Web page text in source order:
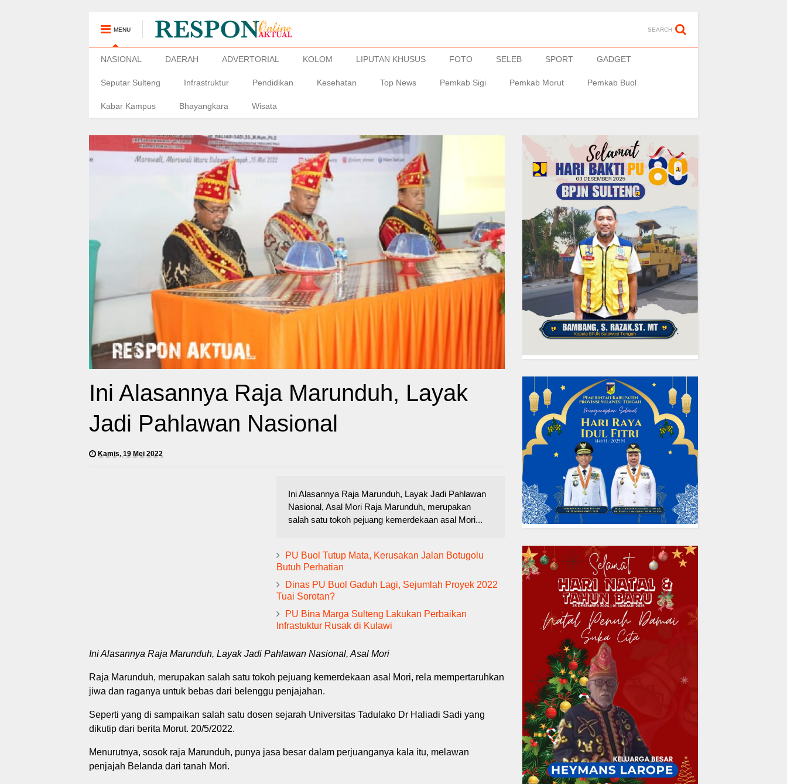
MENU SEARCH
NASIONAL DAERAH ADVERTORIAL KOLOM LIPUTAN KHUSUS FOTO SELEB SPORT GADGET
Seputar Sulteng Infrastruktur Pendidikan Kesehatan Top News Pemkab Sigi Pemkab Morut Pemkab Buol
Kabar Kampus Bhayangkara Wisata
Ini Alasannya Raja Marunduh, Layak
Jadi Pahlawan Nasional
Kamis, 19 Mei 2022
Ini Alasannya Raja Marunduh, Layak Jadi Pahlawan
Nasional, Asal Mori Raja Marunduh, merupakan
salah satu tokoh pejuang kemerdekaan asal Mori...
PU Buol Tutup Mata, Kerusakan Jalan Botugolu
Butuh Perhatian
Dinas PU Buol Gaduh Lagi, Sejumlah Proyek 2022
Tuai Sorotan?
PU Bina Marga Sulteng Lakukan Perbaikan
Infrastuktur Rusak di Kulawi
Ini Alasannya Raja Marunduh, Layak Jadi Pahlawan Nasional, Asal Mori
Raja Marunduh, merupakan salah satu tokoh pejuang kemerdekaan asal Mori, rela mempertaruhkan
jiwa dan raganya untuk bebas dari belenggu penjajahan.
Seperti yang di sampaikan salah satu dosen sejarah Universitas Tadulako Dr Haliadi Sadi yang
dikutip dari berita Morut. 20/5/2022.
Menurutnya, sosok raja Marunduh, punya jasa besar dalam perjuanganya kala itu, melawan
penjajah Belanda dari tanah Mori.